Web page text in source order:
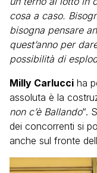
cosa a caso.
bisogna pensare
quest’anno per
possibilità di
Milly Carlucci ha
assoluta è la
non c’è Ballando“.
dei concorrenti si
anche sul fronte